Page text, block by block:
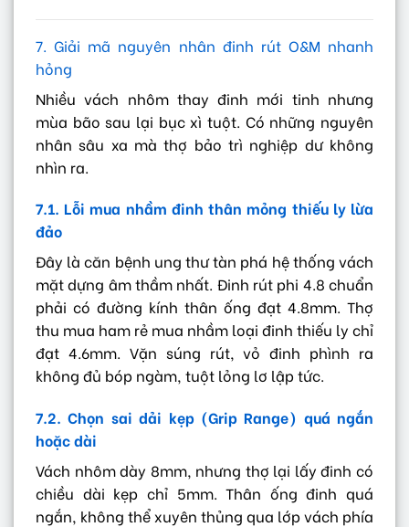
7. Giải mã nguyên nhân đinh rút O&M nhanh
hỏng
Nhiều vách nhôm thay đinh mới tinh nhưng
mùa bão sau lại bục xì tuột. Có những nguyên
nhân sâu xa mà thợ bảo trì nghiệp dư không
nhìn ra.
7.1. Lỗi mua nhầm đinh thân mỏng thiếu ly lừa
đảo
Đây là căn bệnh ung thư tàn phá hệ thống vách
mặt dựng âm thầm nhất. Đinh rút phi 4.8 chuẩn
phải có đường kính thân ống đạt 4.8mm. Thợ
thu mua ham rẻ mua nhầm loại đinh thiếu ly chỉ
đạt 4.6mm. Vặn súng rút, vỏ đinh phình ra
không đủ bóp ngàm, tuột lỏng lơ lập tức.
7.2. Chọn sai dải kẹp (Grip Range) quá ngắn
hoặc dài
Vách nhôm dày 8mm, nhưng thợ lại lấy đinh có
chiều dài kẹp chỉ 5mm. Thân ống đinh quá
ngắn, không thể xuyên thủng qua lớp vách phía